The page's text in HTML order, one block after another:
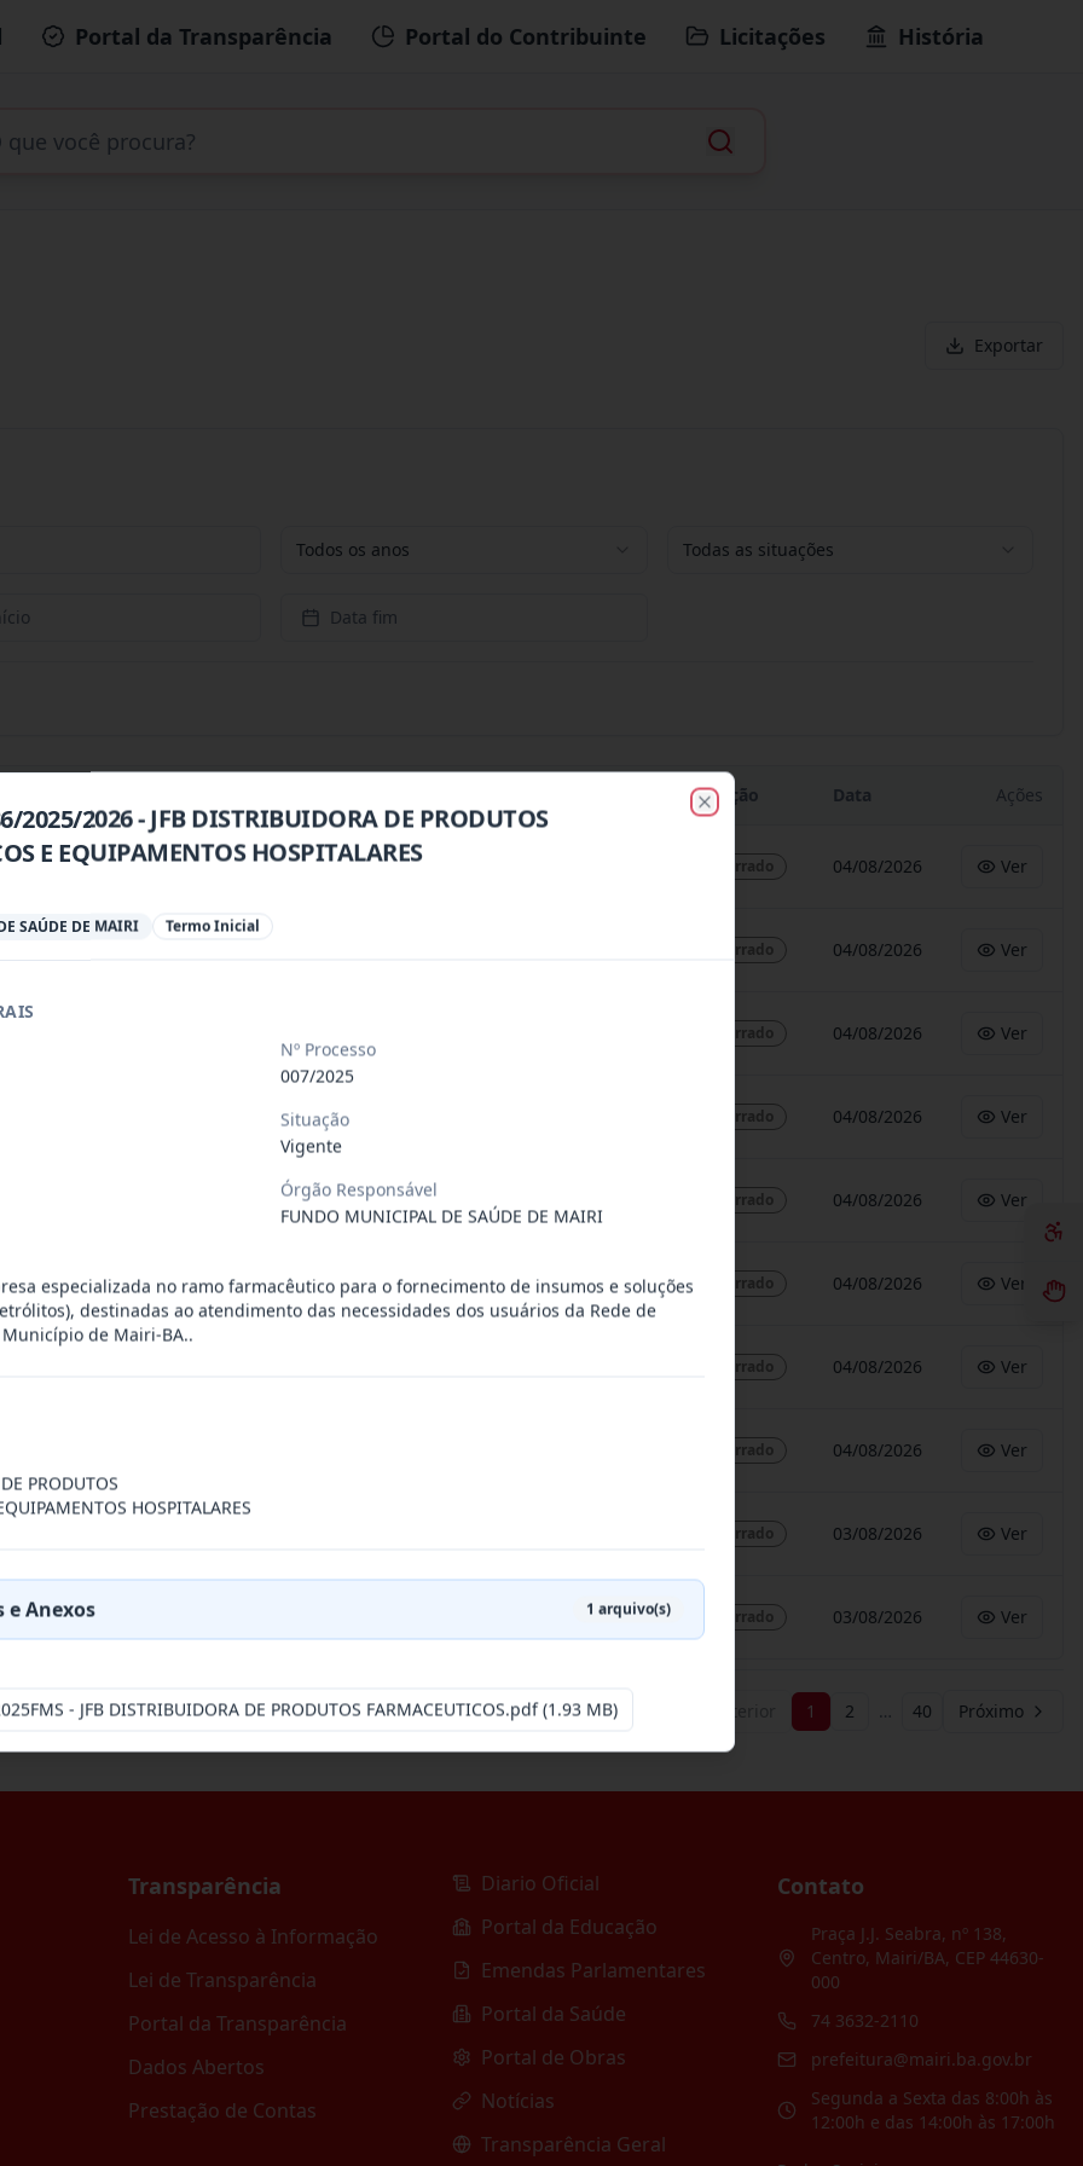
Portal da Transparência Portal do Contribuinte Licitações História
Exportar
Todos os anos Todas as situações
Data fim
Situação Data Ações
especializada para prestação de servi... Encerrado 04/08/2026 Ver
Encerrado 04/08/2026 Ver
Encerrado 04/08/2026 Ver
saúde, de forma complementar junto... Encerrado 04/08/2026 Ver
de pequeno porte e artista musical de... Encerrado 04/08/2026 Ver
contrato a contratação de emp... Encerrado 04/08/2026 Ver
Encerrado 04/08/2026 Ver
especializada na realização de evento Encerrado 04/08/2026 Ver
Encerrado 03/08/2026 Ver
jurídica para prestação de serviços de Encerrado 03/08/2026 Ver
1 2 … 40 Próximo
Transparência
Lei de Acesso à Informação
Lei de Transparência
Portal da Transparência
Dados Abertos
Prestação de Contas
Diario Oficial
Portal da Educação
Emendas Parlamentares
Portal da Saúde
Portal de Obras
Notícias
Transparência Geral
Contato
Praça J.J. Seabra, nº 138,
Centro, Mairi/BA, CEP 44630-
000
74 3632-2110
prefeitura@mairi.ba.gov.br
Segunda a Sexta das 8:00h às
12:00h e das 14:00h às 17:00h
2025/2026 - JFB DISTRIBUIDORA DE PRODUTOS
E EQUIPAMENTOS HOSPITALARES
SAÚDE DE MAIRI Termo Inicial
Nº Processo
007/2025
Situação
Vigente
Órgão Responsável
FUNDO MUNICIPAL DE SAÚDE DE MAIRI
especializada no ramo farmacêutico para o fornecimento de insumos e soluções
destinadas ao atendimento das necessidades dos usuários da Rede de
de Mairi-BA..
PRODUTOS
HOSPITALARES
e Anexos 1 arquivo(s)
- JFB DISTRIBUIDORA DE PRODUTOS FARMACEUTICOS.pdf(1.93 MB)
Close